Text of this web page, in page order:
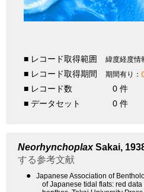
■ レコード取得範囲 緯度経度情
■ レコード取得期間 期間有り：
■ レコード数
0 件
■ データセット
0 件
NeorhynchoplaxSakai,
する参考文献
●
Japanese Association of
of Japanese tidal flats: red